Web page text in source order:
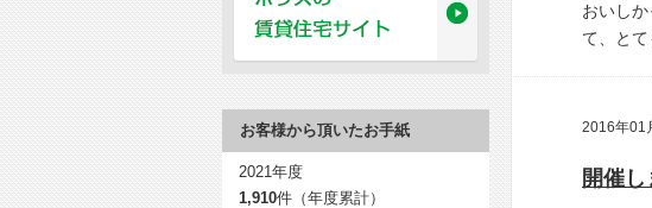
おいしか
て、とて
2016年
お客様から頂いたお手紙
2021年度
1,910件（年度累計）